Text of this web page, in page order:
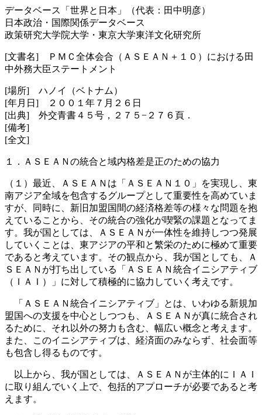
データベース「世界と日本」（代表：田中明彦）
日本政治・国際関係データベース
政策研究大学院大学・東京大学東洋文化研究所
[文書名] ＰＭＣ全体会合（ＡＳＥＡＮ＋１０）における田
中外務大臣ステートメント
[場所] ハノイ（ベトナム）
[年月日] ２００１年７月２６日
[出典] 外交青書４５号，２７５−２７６頁．
[備考]
[全文]
１．ＡＳＥＡＮの統合と域内格差是正のための協力
（１）最近、ＡＳＥＡＮは「ＡＳＥＡＮ１０」を実現し、東
南アジア全域を包含するグループとして重要性を高めていま
すが、同時に、新旧加盟国間の経済格差等の様々な問題を抱
えていることから、その統合の強化が喫緊の課題となってま
す。我が国としては、ＡＳＥＡＮが一体性を維持しつつ発展
していくことは、東アジアの平和と繁栄のために極めて重要
であると考えています。その観点から、我が国としても、Ａ
ＳＥＡＮが打ち出している「ＡＳＥＡＮ統合イニシアティブ
（ＩＡＩ）」に対して積極的に協力していく考えです。
「ＡＳＥＡＮ統合イニシアティブ」とは、いわゆる新規加
盟国への支援を中心としつつも、ＡＳＥＡＮが真に統合され
るために、それ以外の努力も含む、幅広い概念と考えます。
また、このイニシアティブは、経済面のみならず、社会面等
も包含し得るものです。
以上から、我が国としては、ＡＳＥＡＮが主体的にＩＡＩ
に取り組んでいく上で、包括的アプローチが必要であると考
えます。